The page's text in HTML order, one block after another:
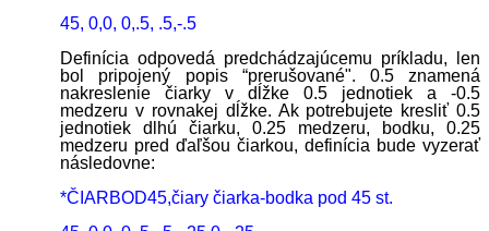
45, 0,0, 0,.5, .5,-.5
Definícia odpovedá predchádzajúcemu príkladu, len
bol pripojený popis “prerušované". 0.5 znamená
nakreslenie čiarky v dĺžke 0.5 jednotiek a -0.5
medzeru v rovnakej dĺžke. Ak potrebujete kresliť 0.5
jednotiek dlhú čiarku, 0.25 medzeru, bodku, 0.25
medzeru pred ďaľšou čiarkou, definícia bude vyzerať
následovne:
*ČIARBOD45,čiary čiarka-bodka pod 45 st.